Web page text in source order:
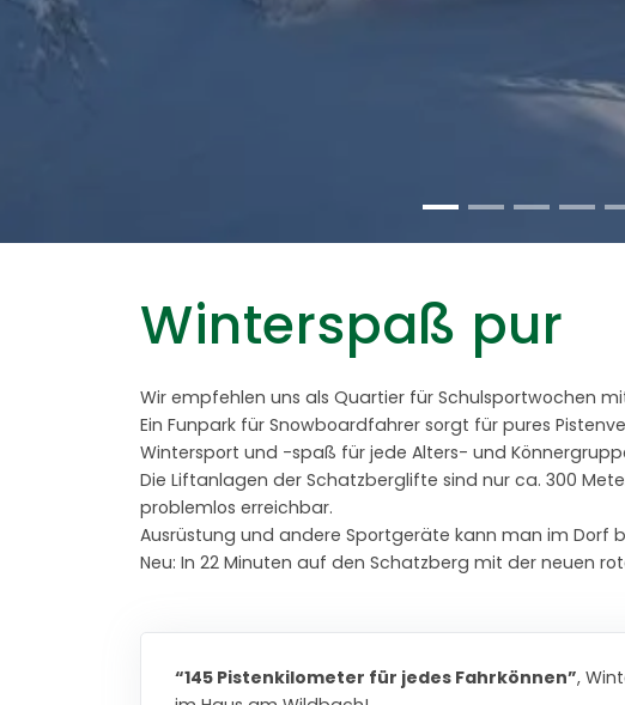
Winterspaß pur
Wir empfehlen uns als Quartier für Schulsportwochen
Ein Funpark für Snowboardfahrer sorgt für pures
Wintersport und -spaß für jede Alters- und
Die Liftanlagen der Schatzberglifte sind nur ca. 300
problemlos erreichbar.
Ausrüstung und andere Sportgeräte kann man im Dorf
Neu: In 22 Minuten auf den Schatzberg mit der neuen
“145 Pistenkilometer für jedes Fahrkönnen”,